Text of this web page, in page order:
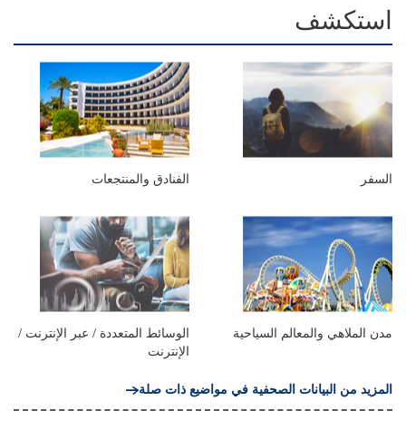
استكشف
السفر الفنادق والمنتجعات
مدن الملاهي والمعالم السياحية
الوسائط المتعددة / عبر الإنترنت /
الإنترنت
المزيد من البيانات الصحفية في مواضيع ذات صلة